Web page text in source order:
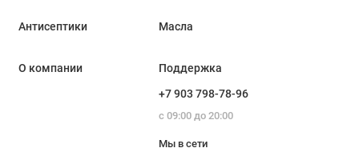
Антисептики Масла
О компании
Поддержка
+7 903 798-78-96
с 09:00 до 20:00
Мы в сети